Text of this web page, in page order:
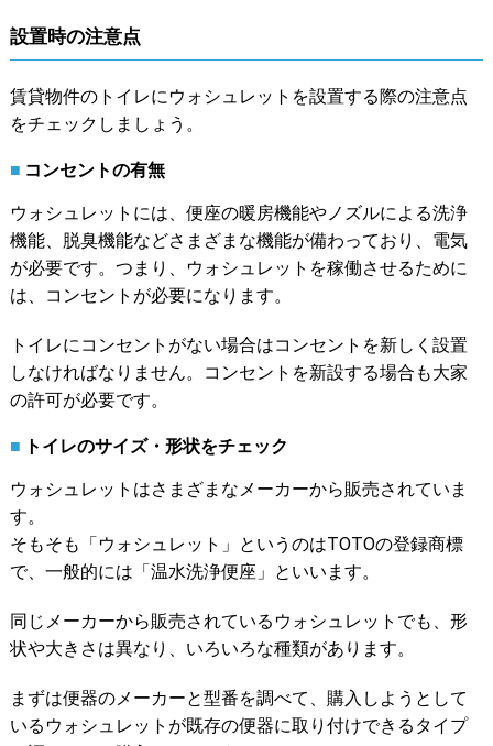
設置時の注意点
賃貸物件のトイレにウォシュレットを設置する際の注意点
をチェックしましょう。
コンセントの有無
ウォシュレットには、便座の暖房機能やノズルによる洗浄
機能、脱臭機能などさまざまな機能が備わっており、電気
が必要です。つまり、ウォシュレットを稼働させるために
は、コンセントが必要になります。
トイレにコンセントがない場合はコンセントを新しく設置
しなければなりません。コンセントを新設する場合も大家
の許可が必要です。
トイレのサイズ・形状をチェック
ウォシュレットはさまざまなメーカーから販売されていま
す。
そもそも「ウォシュレット」というのはTOTOの登録商標
で、一般的には「温水洗浄便座」といいます。
同じメーカーから販売されているウォシュレットでも、形
状や大きさは異なり、いろいろな種類があります。
まずは便器のメーカーと型番を調べて、購入しようとして
いるウォシュレットが既存の便器に取り付けできるタイプ